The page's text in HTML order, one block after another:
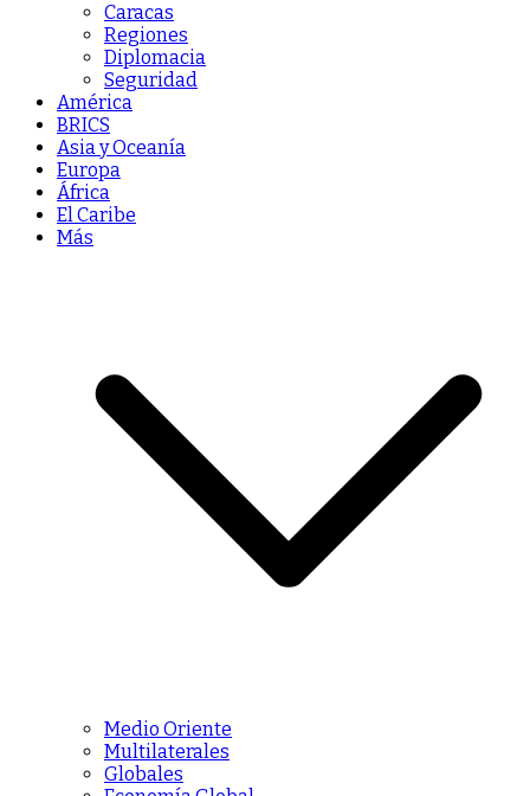
Caracas
Regiones
Diplomacia
Seguridad
América
BRICS
Asia y Oceanía
Europa
África
El Caribe
Más
Medio Oriente
Multilaterales
Globales